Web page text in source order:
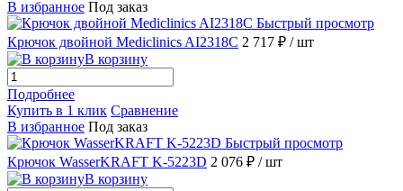
В избранное Под заказ
Быстрый просмотр
Крючок двойной Mediclinics AI2318C 2 717 ₽ / шт
В корзину
Подробнее
Купить в 1 клик Сравнение
В избранное Под заказ
Быстрый просмотр
Крючок WasserKRAFT K-5223D 2 076 ₽ / шт
В корзину